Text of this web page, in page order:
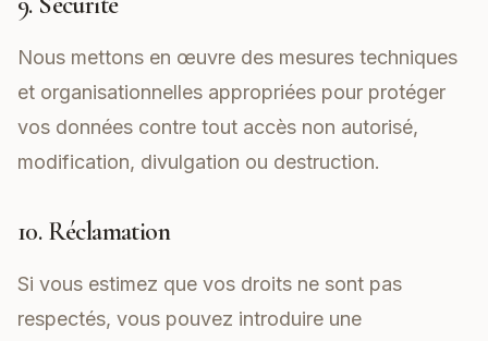
Nous mettons en œuvre des mesures techniques
et organisationnelles appropriées pour protéger
vos données contre tout accès non autorisé,
modification, divulgation ou destruction.
10. Réclamation
Si vous estimez que vos droits ne sont pas
respectés, vous pouvez introduire une